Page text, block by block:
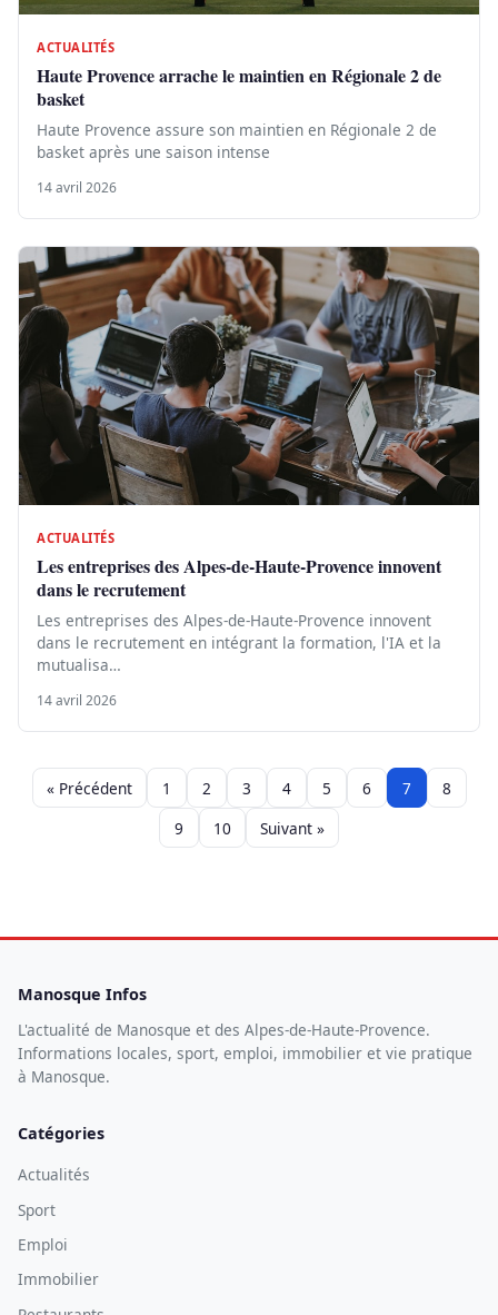
ACTUALITÉS
Haute Provence arrache le maintien en Régionale 2 de
basket
Haute Provence assure son maintien en Régionale 2 de
basket après une saison intense
14 avril 2026
ACTUALITÉS
Les entreprises des Alpes-de-Haute-Provence innovent
dans le recrutement
Les entreprises des Alpes-de-Haute-Provence innovent
dans le recrutement en intégrant la formation, l'IA et la
mutualisa…
14 avril 2026
« Précédent 1 2 3 4 5 6 7
8
9
10 Suivant »
Manosque Infos
L'actualité de Manosque et des Alpes-de-Haute-Provence.
Informations locales, sport, emploi, immobilier et vie pratique
à Manosque.
Catégories
Actualités
Sport
Emploi
Immobilier